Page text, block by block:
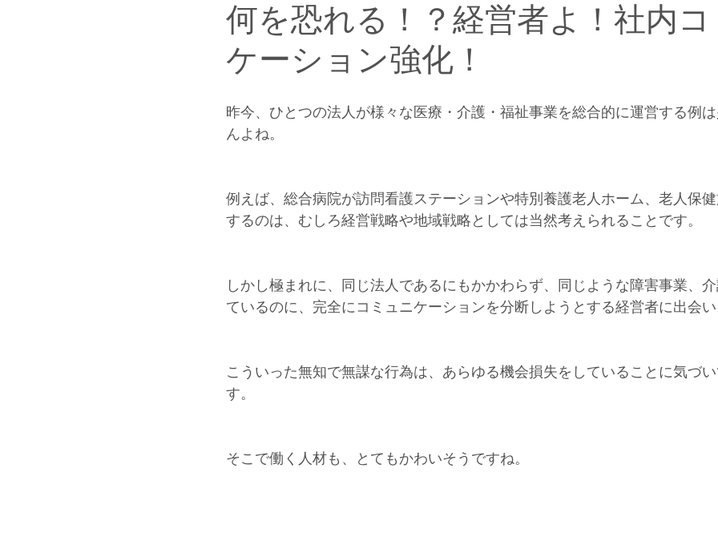
何を恐れる！？経営者よ！社内
ケーション強化！
昨今、ひとつの法人が様々な医療・介護・福祉事業を総合的に運営する例
んよね。
例えば、総合病院が訪問看護ステーションや特別養護老人ホーム、老人保
するのは、むしろ経営戦略や地域戦略としては当然考えられることです。
しかし極まれに、同じ法人であるにもかかわらず、同じような障害事業、
ているのに、完全にコミュニケーションを分断しようとする経営者に出会い
こういった無知で無謀な行為は、あらゆる機会損失をしていることに気づ
す。
そこで働く人材も、とてもかわいそうですね。